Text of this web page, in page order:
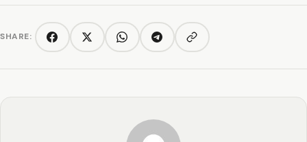
SHARE: FacebookTwitter/XWhatsAppTelegramCopy link